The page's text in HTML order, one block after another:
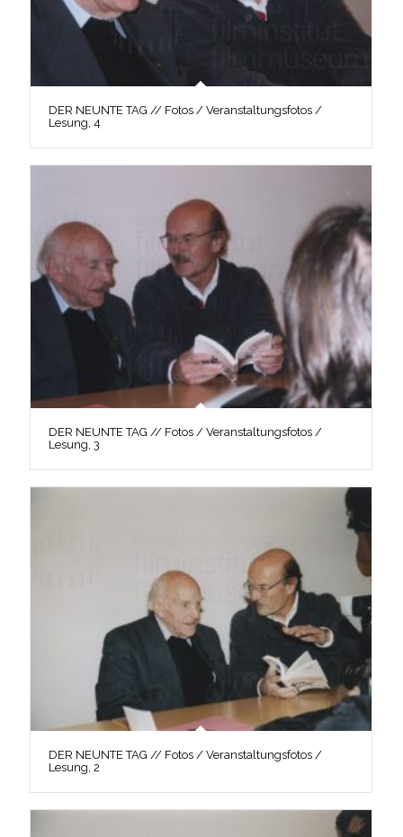
DER NEUNTE TAG // Fotos / Veranstaltungsfotos /
Lesung, 4
DER NEUNTE TAG // Fotos / Veranstaltungsfotos /
Lesung, 3
DER NEUNTE TAG // Fotos / Veranstaltungsfotos /
Lesung, 2